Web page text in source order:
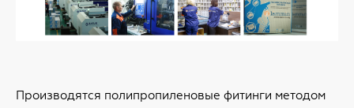
Производятся полипропиленовые фитинги методом